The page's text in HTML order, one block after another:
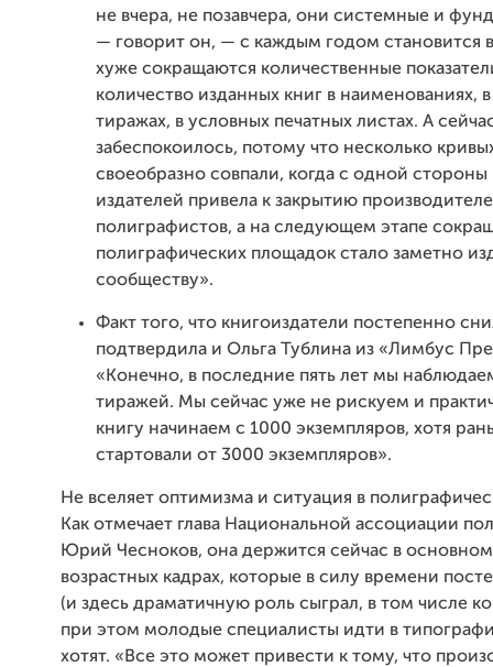
не вчера, не позавчера, они системные и
— говорит он, — с каждым годом становится
хуже сокращаются количественные
количество изданных книг в наименованиях,
тиражах, в условных печатных листах. А
забеспокоилось, потому что несколько
своеобразно совпали, когда с одной стороны
издателей привела к закрытию
полиграфистов, а на следующем этапе
полиграфических площадок стало заметно
сообществу».
Факт того, что книгоиздатели постепенно
подтвердила и Ольга Тублина из «Лимбус
«Конечно, в последние пять лет мы
тиражей. Мы сейчас уже не рискуем и
книгу начинаем с 1000 экземпляров, хотя
стартовали от 3000 экземпляров».
Не вселяет оптимизма и ситуация в
Как отмечает глава Национальной ассоциации
Юрий Чесноков, она держится сейчас в
возрастных кадрах, которые в силу времени
(и здесь драматичную роль сыграл, в том числе
при этом молодые специалисты идти в
хотят. «Все это может привести к тому, что